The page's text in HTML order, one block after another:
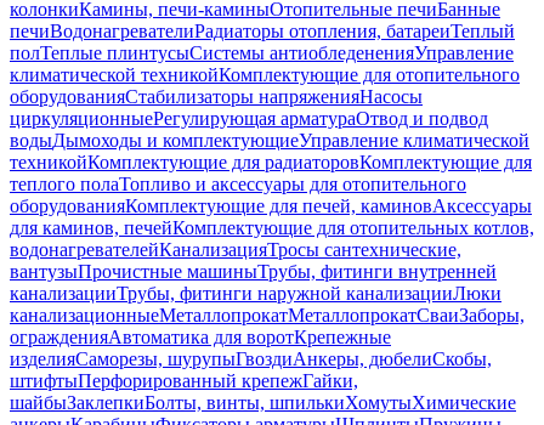
колонкиКамины, печи-каминыОтопительные печиБанные
печиВодонагревателиРадиаторы отопления, батареиТеплый
полТеплые плинтусыСистемы антиобледененияУправление
климатической техникойКомплектующие для отопительного
оборудованияСтабилизаторы напряженияНасосы
циркуляционныеРегулирующая арматураОтвод и подвод
водыДымоходы и комплектующиеУправление климатической
техникойКомплектующие для радиаторовКомплектующие для
теплого полаТопливо и аксессуары для отопительного
оборудованияКомплектующие для печей, каминовАксессуары
для каминов, печейКомплектующие для отопительных котлов,
водонагревателейКанализацияТросы сантехнические,
вантузыПрочистные машиныТрубы, фитинги внутренней
канализацииТрубы, фитинги наружной канализацииЛюки
канализационныеМеталлопрокатМеталлопрокатСваиЗаборы,
огражденияАвтоматика для воротКрепежные
изделияСаморезы, шурупыГвоздиАнкеры, дюбелиСкобы,
штифтыПерфорированный крепежГайки,
шайбыЗаклепкиБолты, винты, шпилькиХомутыХимические